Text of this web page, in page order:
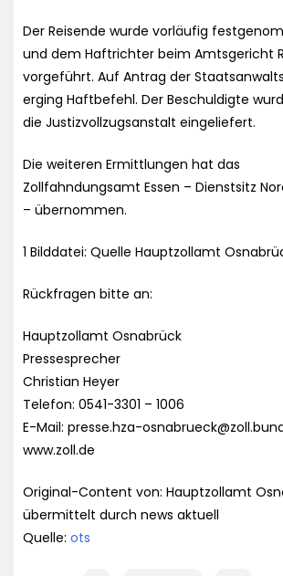
Der Reisende wurde vorläufig
und dem Haftrichter beim Amtsgericht
vorgeführt. Auf Antrag der
erging Haftbefehl. Der Beschuldigte
die Justizvollzugsanstalt eingeliefert.
Die weiteren Ermittlungen hat das
Zollfahndungsamt Essen – Dienstsitz
– übernommen.
1 Bilddatei: Quelle Hauptzollamt
Rückfragen bitte an:
Hauptzollamt Osnabrück
Pressesprecher
Christian Heyer
Telefon: 0541-3301 – 1006
E-Mail: presse.hza-
www.zoll.de
Original-Content von: Hauptzollamt
übermittelt durch news aktuell
Quelle: ots